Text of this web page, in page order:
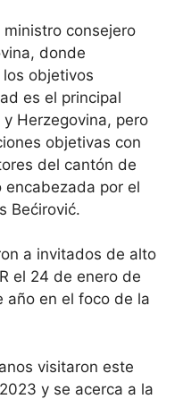
consejero
donde
objetivos
es el principal
Herzegovina, pero
objetivas con
del cantón de
encabezada por el
Bećirović.
a invitados de alto
el 24 de enero de
año en el foco de la
visitaron este
y se acerca a la